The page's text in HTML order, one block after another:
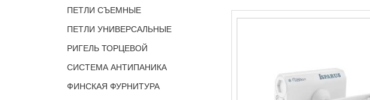
ПЕТЛИ СЪЕМНЫЕ
ПЕТЛИ УНИВЕРСАЛЬНЫЕ
РИГЕЛЬ ТОРЦЕВОЙ
СИСТЕМА АНТИПАНИКА
ФИНСКАЯ ФУРНИТУРА